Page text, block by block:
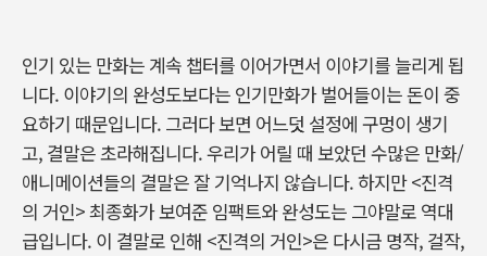
인기 있는 만화는 계속 챕터를 이어가면서 이야기를 늘리게 됩
니다. 이야기의 완성도보다는 인기만화가 벌어들이는 돈이 중
요하기 때문입니다. 그러다 보면 어느덧 설정에 구멍이 생기
고, 결말은 초라해집니다. 우리가 어릴 때 보았던 수많은 만화/
애니메이션들의 결말은 잘 기억나지 않습니다. 하지만 <진격
의 거인> 최종화가 보여준 임팩트와 완성도는 그야말로 역대
급입니다. 이 결말로 인해 <진격의 거인>은 다시금 명작, 걸작,